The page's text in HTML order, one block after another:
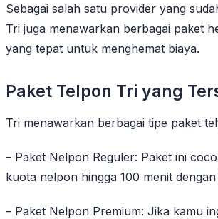
Sebagai salah satu provider yang
Tri juga menawarkan berbagai paket
yang tepat untuk menghemat biaya.
Paket Telpon Tri yang
Tri menawarkan berbagai tipe paket
– Paket Nelpon Reguler: Paket ini
kuota nelpon hingga 100 menit
– Paket Nelpon Premium: Jika kamu